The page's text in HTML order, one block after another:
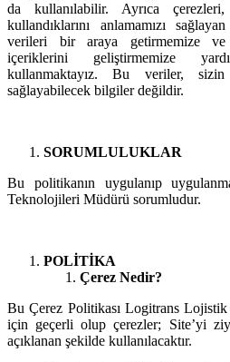
da kullanılabilir. Ayrıca
kullandıklarını anlamamızı
verileri bir araya getirmemize ve
içeriklerini geliştirmemize
kullanmaktayız. Bu veriler, sizin
sağlayabilecek bilgiler değildir.
SORUMLULUKLAR
Bu politikanın uygulanıp
Teknolojileri Müdürü sorumludur.
POLİTİKA
Çerez Nedir?
Bu Çerez Politikası Logitrans
için geçerli olup çerezler; Site’yi
açıklanan şekilde kullanılacaktır.